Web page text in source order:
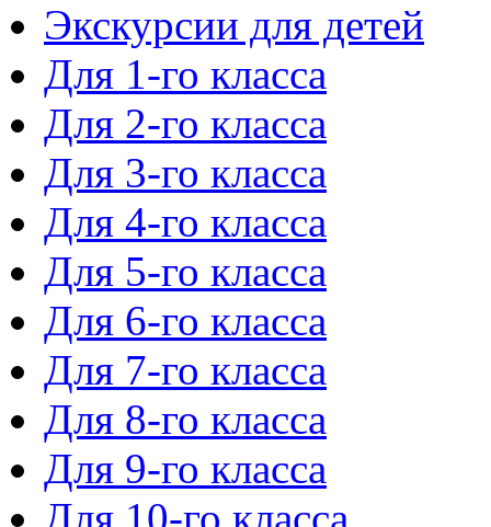
Экскурсии для детей
Для 1-го класса
Для 2-го класса
Для 3-го класса
Для 4-го класса
Для 5-го класса
Для 6-го класса
Для 7-го класса
Для 8-го класса
Для 9-го класса